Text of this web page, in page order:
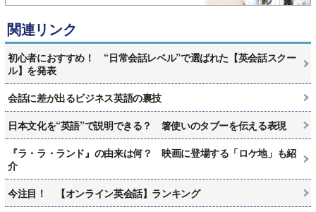
関連リンク
初心者におすすめ！ “日常会話レベル”で選ばれた【英会話スクー
ル】を発表
会話に差が出るビジネス英語の裏技
日本文化を“英語”で説明できる？ 箸使いのタブーを伝える表現
『ラ・ラ・ランド』の由来は何？ 映画に登場する「ロケ地」も紹
介
今注目！ 【オンライン英会話】ランキング